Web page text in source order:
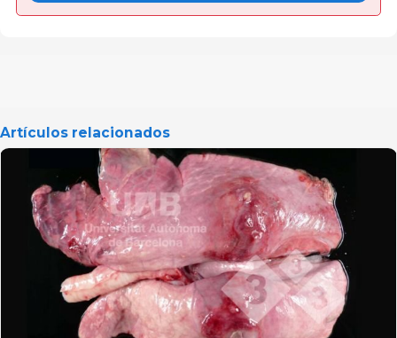
Artículos relacionados